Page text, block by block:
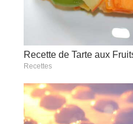
Recette de Tarte aux
Recettes